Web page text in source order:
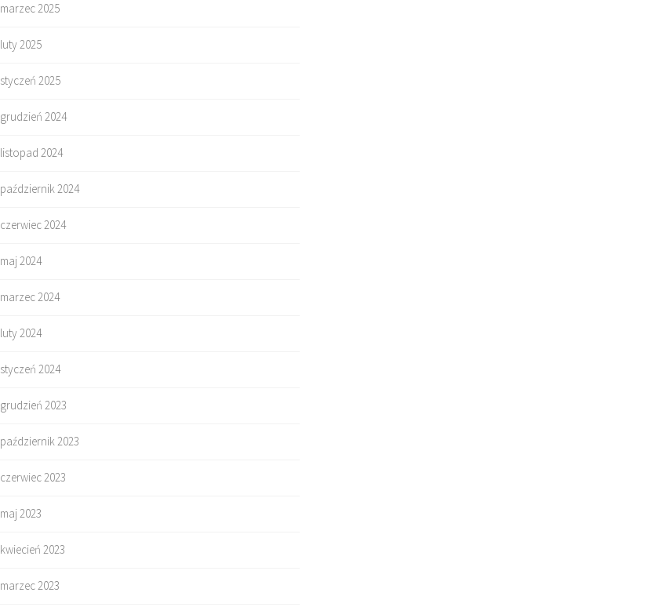
marzec 2025
luty 2025
styczeń 2025
grudzień 2024
listopad 2024
październik 2024
czerwiec 2024
maj 2024
marzec 2024
luty 2024
styczeń 2024
grudzień 2023
październik 2023
czerwiec 2023
maj 2023
kwiecień 2023
marzec 2023